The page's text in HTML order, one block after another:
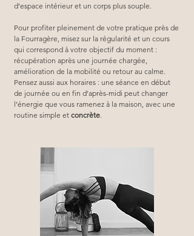
d’espace intérieur et un corps plus souple.
Pour profiter pleinement de votre pratique près de
la Fourragère, misez sur la régularité et un cours
qui correspond à votre objectif du moment :
récupération après une journée chargée,
amélioration de la mobilité ou retour au calme.
Pensez aussi aux horaires : une séance en début
de journée ou en fin d’après-midi peut changer
l’énergie que vous ramenez à la maison, avec une
routine simple et concrète